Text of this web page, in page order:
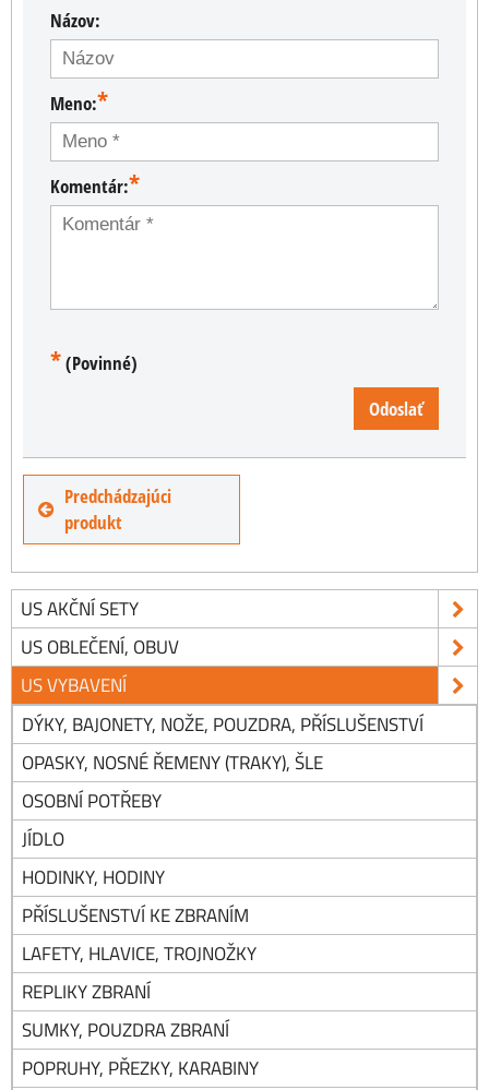
Názov:
Meno:*
Komentár:*
*(Povinné)
Odoslať
Predchádzajúci
produkt
US AKČNÍ SETY
US OBLEČENÍ, OBUV
US VYBAVENÍ
DÝKY, BAJONETY, NOŽE, POUZDRA, PŘÍSLUŠENSTVÍ
OPASKY, NOSNÉ ŘEMENY (TRAKY), ŠLE
OSOBNÍ POTŘEBY
JÍDLO
HODINKY, HODINY
PŘÍSLUŠENSTVÍ KE ZBRANÍM
LAFETY, HLAVICE, TROJNOŽKY
REPLIKY ZBRANÍ
SUMKY, POUZDRA ZBRANÍ
POPRUHY, PŘEZKY, KARABINY